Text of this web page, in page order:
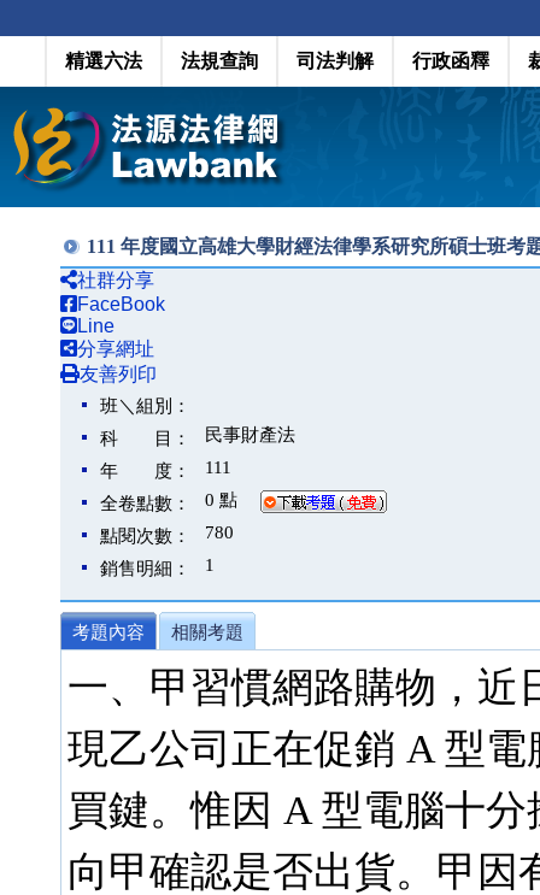
精選六法 法規查詢 司法判解 行政函釋
111 年度國立高雄大學財經法律學系研究所碩士班考
社群分享
FaceBook
Line
分享網址
友善列印
班＼組別：
科 目：
民事財產法
年 度：
111
全卷點數：
0 點
點閱次數：
780
銷售明細：
1
考題內容 相關考題
一、甲習慣網路購物，近
現乙公司正在促銷 A 型
買鍵。惟因 A 型電腦十
向甲確認是否出貨。甲因